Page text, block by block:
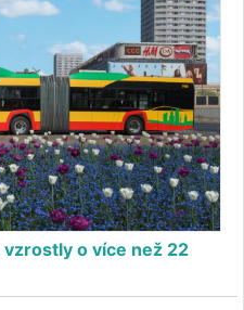
o více než 22